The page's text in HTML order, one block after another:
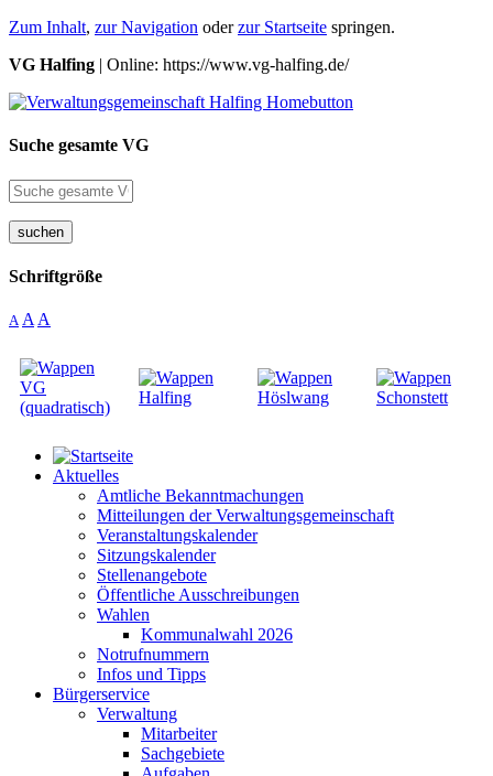
Zum Inhalt, zur Navigation oderzur Startseite springen.
VG Halfing | Online: https://www.vg-halfing.de/
Suche gesamte VG
suchen
Schriftgröße
A A A
Aktuelles
Amtliche Bekanntmachungen
Mitteilungen der Verwaltungsgemeinschaft
Veranstaltungskalender
Sitzungskalender
Stellenangebote
Öffentliche Ausschreibungen
Wahlen
Kommunalwahl 2026
Notrufnummern
Infos und Tipps
Bürgerservice
Verwaltung
Mitarbeiter
Sachgebiete